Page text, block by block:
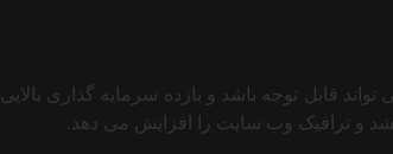
قابل توجه باشد و بازده سرمایه گذاری بالایی
و ترافیک وب سایت را افزایش می دهد.